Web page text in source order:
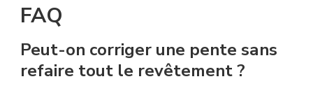
FAQ
Peut-on corriger une pente sans
refaire tout le revêtement ?